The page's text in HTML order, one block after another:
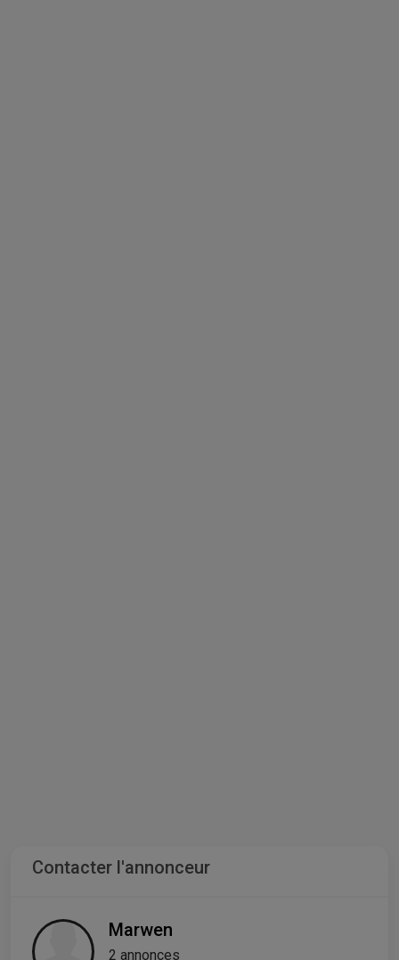
Contacter l'annonceur
Marwen
2 annonces